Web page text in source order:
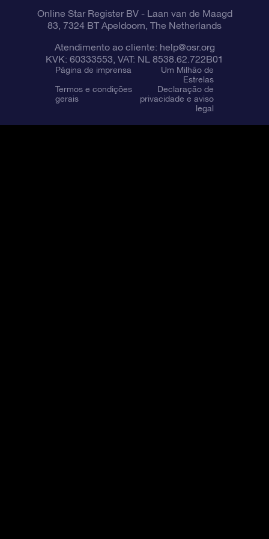
Online Star Register BV- Laan van de Maagd
83, 7324 BT Apeldoorn, The Netherlands
Atendimento ao cliente: help@osr.org
KVK: 60333553, VAT: NL 8538.62.722B01
Página de imprensa
Um Milhão de
Estrelas
Termos e condições
gerais
Declaração de
privacidade e aviso
legal